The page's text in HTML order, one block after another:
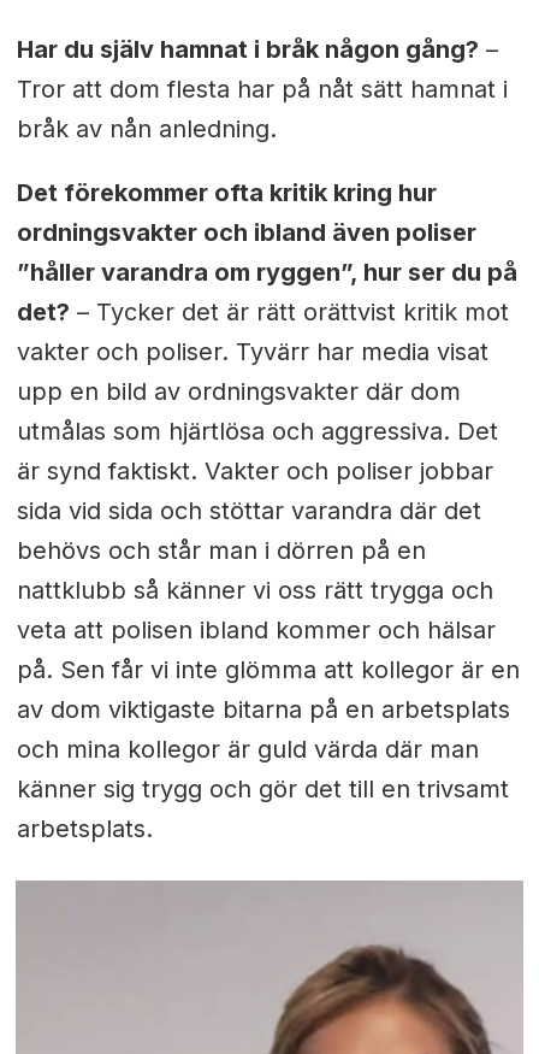
Har du själv hamnat i bråk någon gång? –
Tror att dom flesta har på nåt sätt hamnat i
bråk av nån anledning.
Det förekommer ofta kritik kring hur
ordningsvakter och ibland även poliser
”håller varandra om ryggen”, hur ser du på
det? – Tycker det är rätt orättvist kritik mot
vakter och poliser. Tyvärr har media visat
upp en bild av ordningsvakter där dom
utmålas som hjärtlösa och aggressiva. Det
är synd faktiskt. Vakter och poliser jobbar
sida vid sida och stöttar varandra där det
behövs och står man i dörren på en
nattklubb så känner vi oss rätt trygga och
veta att polisen ibland kommer och hälsar
på. Sen får vi inte glömma att kollegor är en
av dom viktigaste bitarna på en arbetsplats
och mina kollegor är guld värda där man
känner sig trygg och gör det till en trivsamt
arbetsplats.